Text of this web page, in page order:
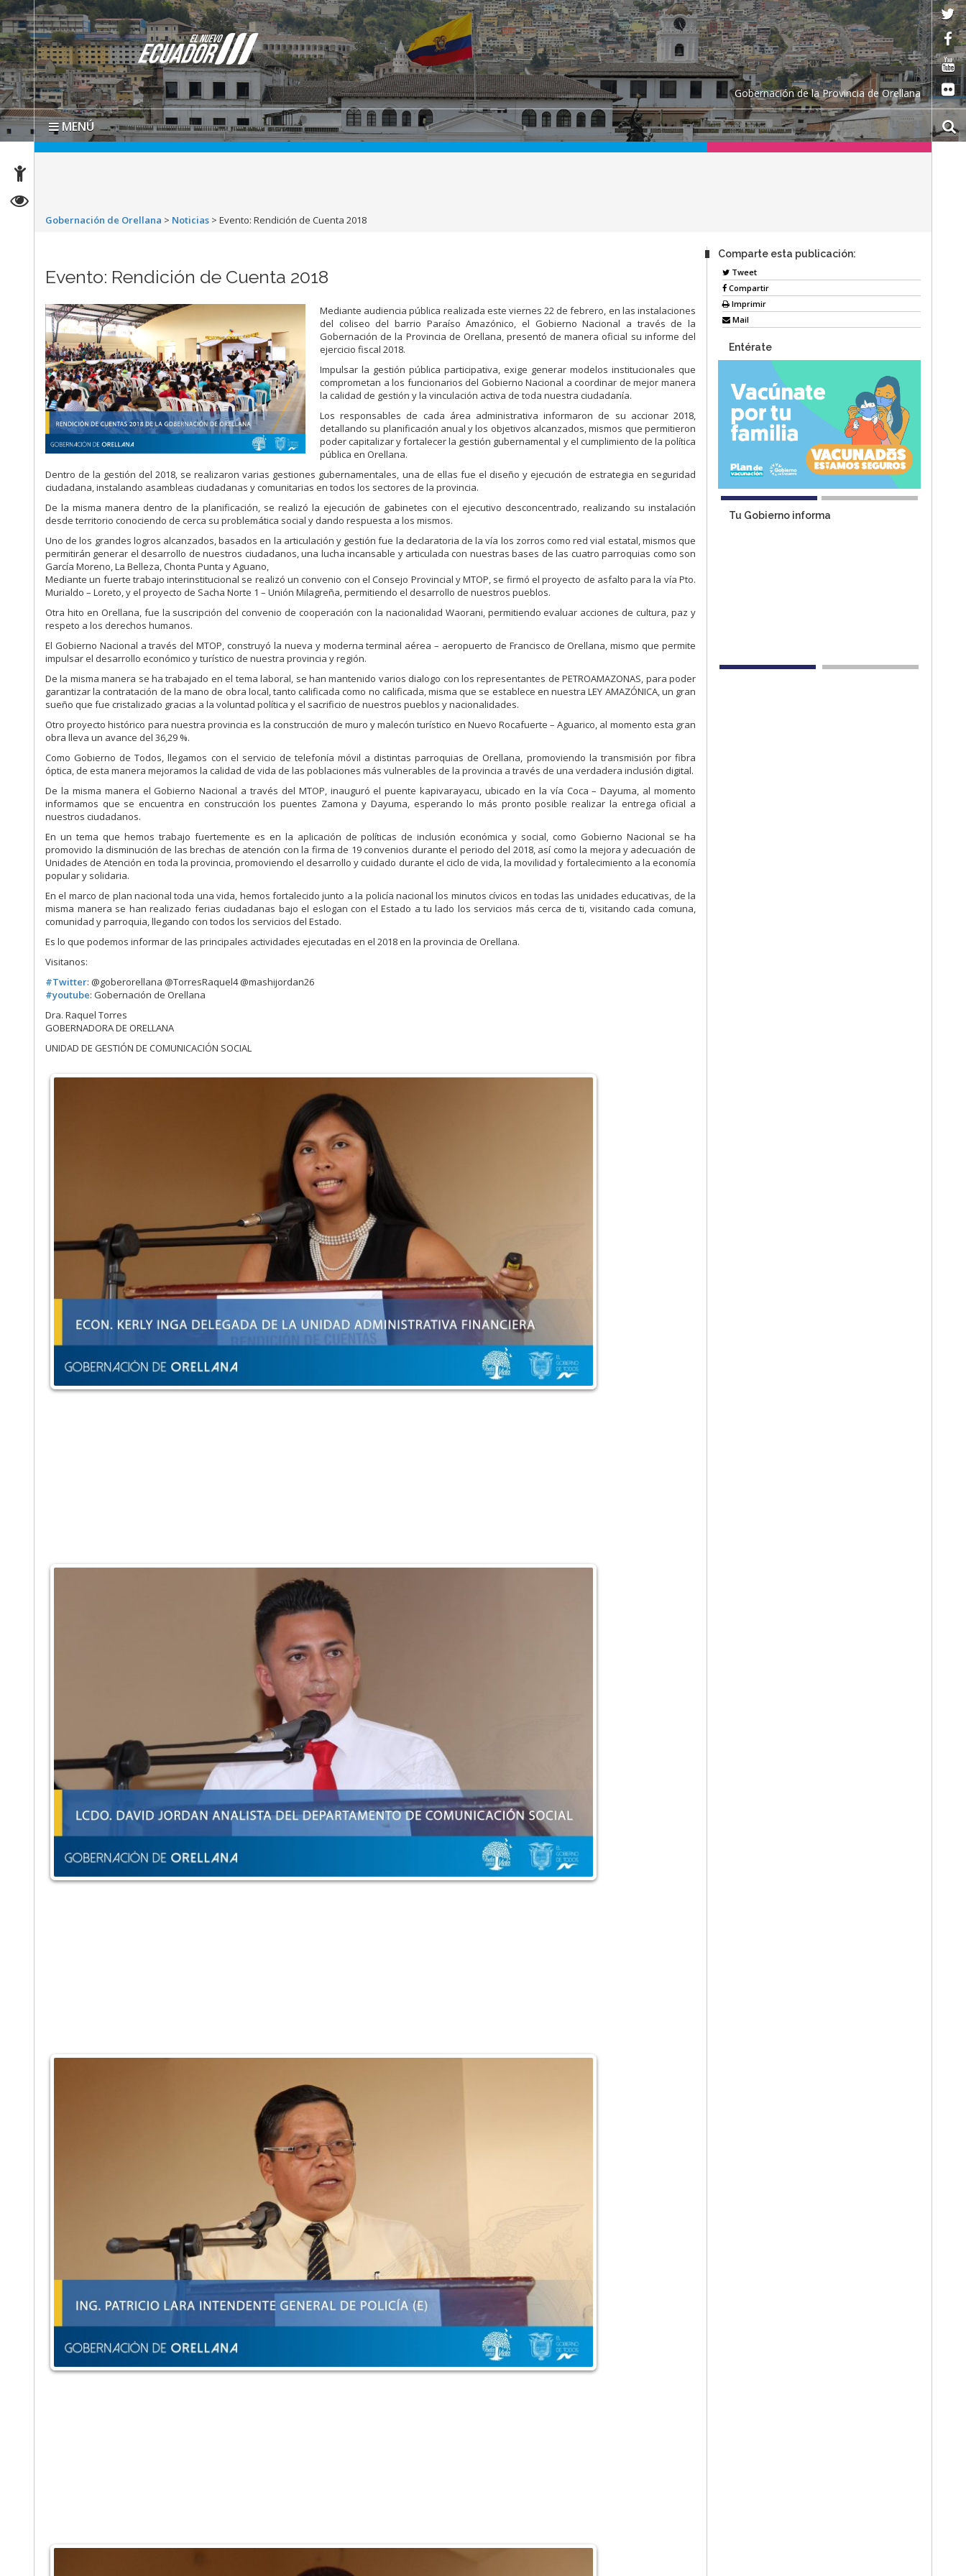
Gobernación de la Provincia de Orellana
MENÚ
Gobernación de Orellana > Noticias >Evento: Rendición de Cuenta 2018
Evento: Rendición de Cuenta 2018
Mediante audiencia pública realizada este viernes 22 de febrero, en las instalaciones
del coliseo del barrio Paraíso Amazónico, el Gobierno Nacional a través de la
Gobernación de la Provincia de Orellana, presentó de manera oficial su informe del
ejercicio fiscal 2018.
Impulsar la gestión pública participativa, exige generar modelos institucionales que
comprometan a los funcionarios del Gobierno Nacional a coordinar de mejor manera
la calidad de gestión y la vinculación activa de toda nuestra ciudadanía.
Los responsables de cada área administrativa informaron de su accionar 2018,
detallando su planificación anual y los objetivos alcanzados, mismos que permitieron
poder capitalizar y fortalecer la gestión gubernamental y el cumplimiento de la política
pública en Orellana.
Dentro de la gestión del 2018, se realizaron varias gestiones gubernamentales, una de ellas fue el diseño y ejecución de estrategia en seguridad
ciudadana, instalando asambleas ciudadanas y comunitarias en todos los sectores de la provincia.
De la misma manera dentro de la planificación, se realizó la ejecución de gabinetes con el ejecutivo desconcentrado, realizando su instalación
desde territorio conociendo de cerca su problemática social y dando respuesta a los mismos.
Uno de los grandes logros alcanzados, basados en la articulación y gestión fue la declaratoria de la vía los zorros como red vial estatal, mismos que
permitirán generar el desarrollo de nuestros ciudadanos, una lucha incansable y articulada con nuestras bases de las cuatro parroquias como son
García Moreno, La Belleza, Chonta Punta y Aguano,
Mediante un fuerte trabajo interinstitucional se realizó un convenio con el Consejo Provincial y MTOP, se firmó el proyecto de asfalto para la vía Pto.
Murialdo – Loreto, y el proyecto de Sacha Norte 1 – Unión Milagreña, permitiendo el desarrollo de nuestros pueblos.
Otra hito en Orellana, fue la suscripción del convenio de cooperación con la nacionalidad Waorani, permitiendo evaluar acciones de cultura, paz y
respeto a los derechos humanos.
El Gobierno Nacional a través del MTOP, construyó la nueva y moderna terminal aérea – aeropuerto de Francisco de Orellana, mismo que permite
impulsar el desarrollo económico y turístico de nuestra provincia y región.
De la misma manera se ha trabajado en el tema laboral, se han mantenido varios dialogo con los representantes de PETROAMAZONAS, para poder
garantizar la contratación de la mano de obra local, tanto calificada como no calificada, misma que se establece en nuestra LEY AMAZÓNICA, un gran
sueño que fue cristalizado gracias a la voluntad política y el sacrificio de nuestros pueblos y nacionalidades.
Otro proyecto histórico para nuestra provincia es la construcción de muro y malecón turístico en Nuevo Rocafuerte – Aguarico, al momento esta gran
obra lleva un avance del 36,29 %.
Como Gobierno de Todos, llegamos con el servicio de telefonía móvil a distintas parroquias de Orellana, promoviendo la transmisión por fibra
óptica, de esta manera mejoramos la calidad de vida de las poblaciones más vulnerables de la provincia a través de una verdadera inclusión digital.
De la misma manera el Gobierno Nacional a través del MTOP, inauguró el puente kapivarayacu, ubicado en la vía Coca – Dayuma, al momento
informamos que se encuentra en construcción los puentes Zamona y Dayuma, esperando lo más pronto posible realizar la entrega oficial a
nuestros ciudadanos.
En un tema que hemos trabajo fuertemente es en la aplicación de políticas de inclusión económica y social, como Gobierno Nacional se ha
promovido la disminución de las brechas de atención con la firma de 19 convenios durante el periodo del 2018, así como la mejora y adecuación de
Unidades de Atención en toda la provincia, promoviendo el desarrollo y cuidado durante el ciclo de vida, la movilidad y fortalecimiento a la economía
popular y solidaria.
En el marco de plan nacional toda una vida, hemos fortalecido junto a la policía nacional los minutos cívicos en todas las unidades educativas, de la
misma manera se han realizado ferias ciudadanas bajo el eslogan con el Estado a tu lado los servicios más cerca de ti, visitando cada comuna,
comunidad y parroquia, llegando con todos los servicios del Estado.
Es lo que podemos informar de las principales actividades ejecutadas en el 2018 en la provincia de Orellana.
Visitanos:
#Twitter: @goberorellana @TorresRaquel4 @mashijordan26
#youtube: Gobernación de Orellana
Dra. Raquel Torres
GOBERNADORA DE ORELLANA
UNIDAD DE GESTIÓN DE COMUNICACIÓN SOCIAL
Comparte esta publicación:
Tweet
Compartir
Imprimir
Mail
Entérate
Tu Gobierno informa